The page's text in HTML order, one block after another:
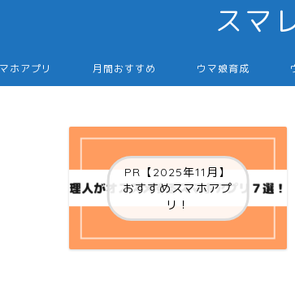
スマ
ホアプリ 月間おすすめ ウマ娘育成
PR【2025年11月】
おすすめスマホアプ
リ！